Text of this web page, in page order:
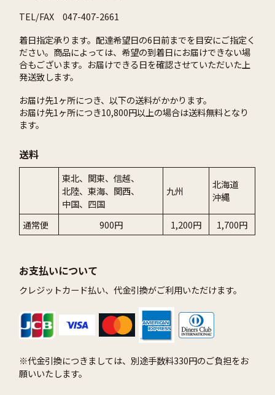
TEL/FAX 047-407-2661
着日指定承ります。配達希望日の6日前までを目安にご指定く
ださい。商品によっては、希望の到着日にお届けできない場
合もございます。お届けできる日を確認させていただいた上
発送致します。
お届け先1ヶ所につき、以下の送料がかかります。
お届け先1ヶ所につき10,800円以上の場合は送料無料となり
ます。
送料
東北、関東、信越、
北陸、東海、関西、
中国、四国
九州
北海道
沖縄
通常便 900円 1,200円 1,700円
お支払いについて
クレジットカード払い、代金引換がご利用いただけます。
※代金引換につきましては、別途手数料330円のご負担をお
願いいたします。